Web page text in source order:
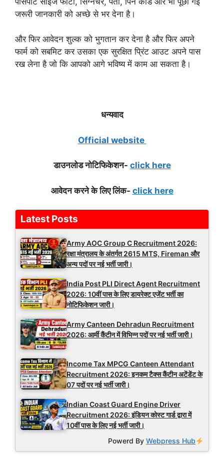
जरूरी जानकारी को अच्छे से भर देना है।
और फिर आवेदन शुल्क को भुगतान कर देना है और फिर अपने
फार्म को सबमिट कर उसका एक सुरक्षित प्रिंट आउट अपने पास
रख लेना है जो कि आपको आगे भविष्य में काम आ सकता है।
धन्यवाद
Official website
डाउनलोड नोटिफिकेशन- click here
आवेदन करने के लिए लिंक- click here
Latest Posts
Army AOC Group C Recruitment 2026:
रक्षा मंत्रालय के अंतर्गत 2615 MTS, Fireman और
अन्य पदों पर नई भर्ती जारी।
India Post PLI Direct Agent Recruitment
2026: 10वीं पास के लिए डायरेक्ट एजेंट भर्ती का
नोटिफिकेशन जारी।
Army Canteen Dehradun Recruitment
2026: आर्मी कैंटीन में विभिन्न पदों पर नई भर्ती जारी।
Income Tax MPCG Canteen Attendant
Recruitment 2026: इनकम टैक्स कैंटीन अटेंडेंट के
07 पदों पर नई भर्ती जारी।
Indian Coast Guard Engine Driver
Recruitment 2026: इंडियन कोस्ट गार्ड द्वारा में
10वीं पास के लिए नई भर्ती जारी।
Powerd ByWebpress Hub